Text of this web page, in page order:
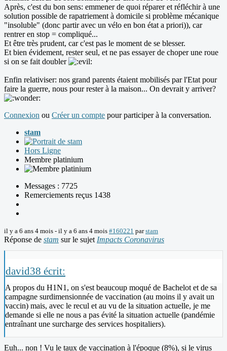
Après, c'est du bon sens: emmener de quoi réparer et réfléchir à une
solution possible de rapatriement à domicile si problème mécanique
"insoluble" (donc partir avec un vélo en bon état a priori)), car
rentrer en stop = compliqué...
Et être très prudent, car c'est pas le moment de se blesser.
Et bien évidement, rester seul, et ne pas essayer de choper une roue
si on se fait doubler
Enfin relativiser: nos grand parents étaient mobilisés par l'Etat pour
faire la guerre, nous pour rester à la maison... On devrait y arriver?
Connexion ou Créer un compte pour participer à la conversation.
stam
Hors Ligne
Membre platinium
Messages : 7725
Remerciements reçus 1438
il y a 6 ans 4 mois - il y a 6 ans 4 mois #160221 parstam
Réponse de stam sur le sujet Impacts Coronavirus
david38 écrit:
A propos du H1N1, on s'est beaucoup moqué de Bachelot et de sa
campagne surdimensionnée de vaccination (au moins il y avait un
vaccin) mais, avec le recul et au vu de la situation actuelle, je me
demande si elle ne nous a pas évité la situation actuelle (pandémie
entraînant une surcharge des services hospitaliers).
Euh... non ! Vu le taux de vaccination à l'époque (8%), si le virus